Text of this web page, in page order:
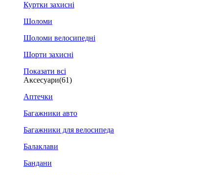
Куртки захисні
Шоломи
Шоломи велосипедні
Шорти захисні
Показати всі
Аксесуари(61)
Аптечки
Багажники авто
Багажники для велосипеда
Балаклави
Бандани